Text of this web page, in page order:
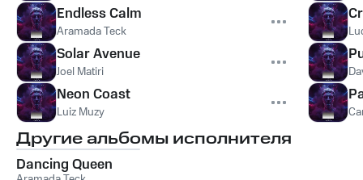
Endless Calm
Aramada Teck
Solar Avenue
Joel Matiri
Neon Coast
Luiz Muzy
Другие альбомы исполнителя
Dancing Queen